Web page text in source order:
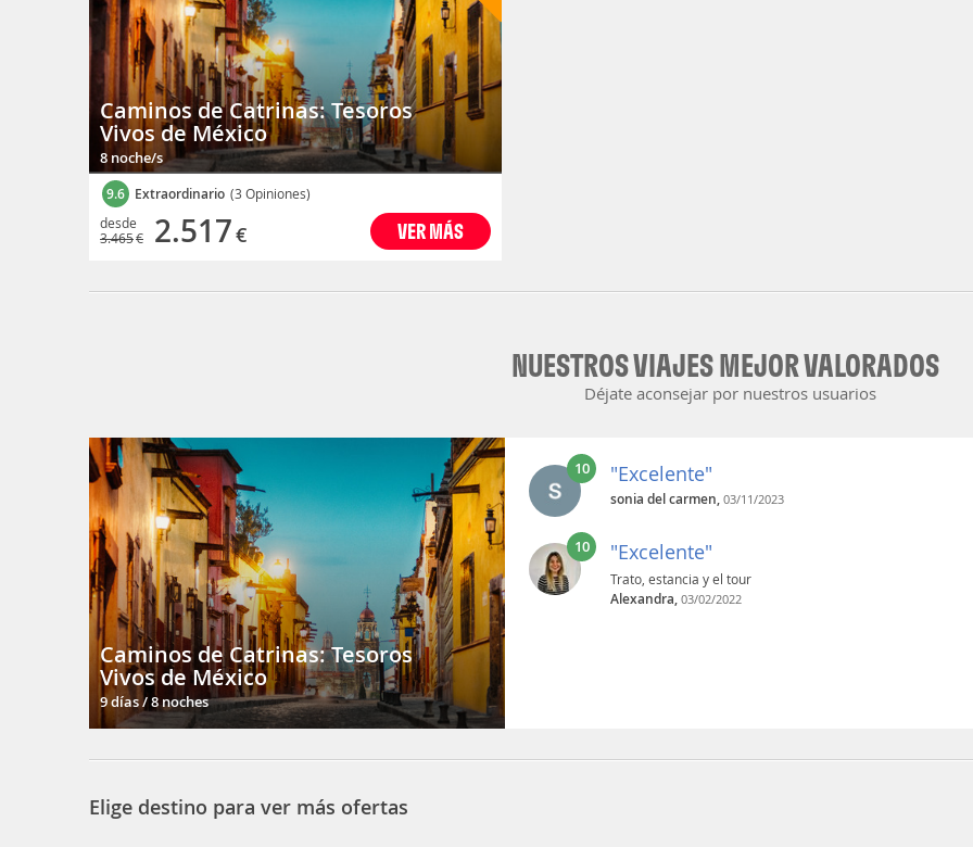
Caminos de Catrinas: Tesoros
Vivos de México
8 noche/s
9.6 Extraordinario (3 Opiniones)
VER MÁS
desde
3.465€ 2.517€
NUESTROS VIAJES MEJOR VALORADOS
Déjate aconsejar por nuestros usuarios
Caminos de Catrinas: Tesoros
Vivos de México
9 días / 8 noches
10 "Excelente"
sonia del carmen, 03/11/2023
10 "Excelente"
Trato, estancia y el tour
Alexandra, 03/02/2022
Elige destino para ver más ofertas